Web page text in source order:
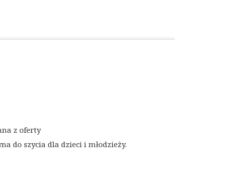
z oferty
do szycia dla dzieci i młodzieży.